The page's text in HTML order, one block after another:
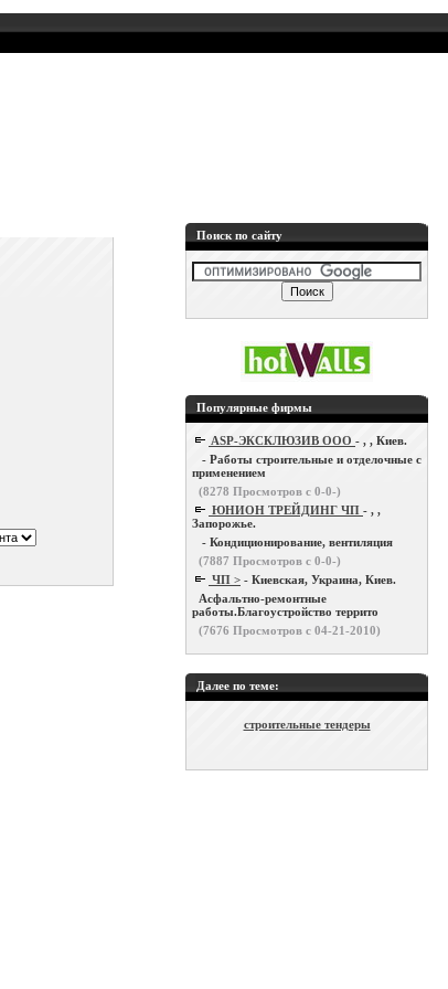
Поиск по сайту
Популярные фирмы
ASP-ЭКСКЛЮЗИВ ООО - , , Киев.
- Работы строительные и отделочные с
применением
(8278 Просмотров с 0-0-)
ЮНИОН ТРЕЙДИНГ ЧП - , ,
Запорожье.
- Кондиционирование, вентиляция
(7887 Просмотров с 0-0-)
ЧП > - Киевская, Украина, Киев.
Асфальтно-ремонтные
работы.Благоустройство террито
(7676 Просмотров с 04-21-2010)
Далее по теме:
строительные тендеры